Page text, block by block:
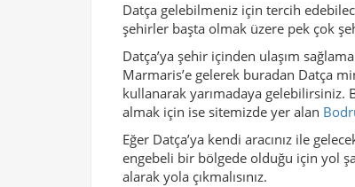
Datça gelebilmeniz için tercih
şehirler başta olmak üzere pek çok
Datça’ya şehir içinden ulaşım
Marmaris’e gelerek buradan Datça
kullanarak yarımadaya gelebilirsiniz.
almak için ise sitemizde yer alan
Eğer Datça’ya kendi aracınız ile
engebeli bir bölgede olduğu için yol
alarak yola çıkmalısınız.